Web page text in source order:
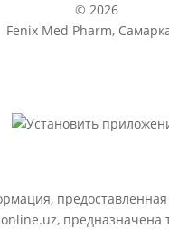
© 2026
Fenix Med Pharm,
предоставленная
предназначена